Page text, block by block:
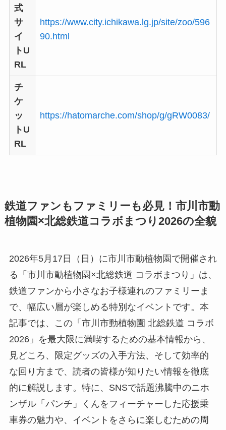
式
サ
イ
トU
RL
https://www.city.ichikawa.lg.jp/site/zoo/596
90.html
チ
ケ
ッ
トU
RL
https://hatomarche.com/shop/g/gRW0083/
鉄道ファンもファミリーも必見！市川市動
植物園×北総鉄道コラボまつり2026の全貌
2026年5月17日（日）に市川市動植物園で開催され
る「市川市動植物園×北総鉄道 コラボまつり」は、
鉄道ファンから小さなお子様連れのファミリーま
で、幅広い層が楽しめる特別なイベントです。本
記事では、この「市川市動植物園 北総鉄道 コラボ
2026」を最大限に満喫するための基本情報から、
見どころ、限定グッズの入手方法、そして効率的
な回り方まで、読者の皆様が知りたい情報を徹底
的に解説します。特に、SNSで話題沸騰中のニホ
ンザル「パンチ」くんをフィーチャーした応援乗
車券の魅力や、イベントをさらに楽しむための周